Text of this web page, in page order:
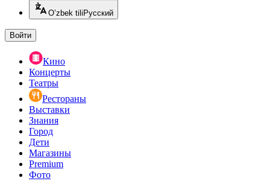
O’zbek tili Русский
Войти
Кино
Концерты
Театры
Рестораны
Выставки
Знания
Город
Дети
Магазины
Premium
Фото